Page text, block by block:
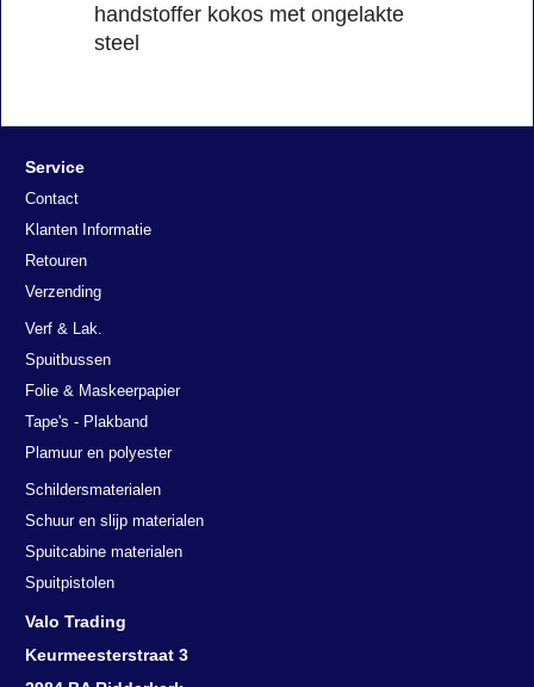
handstoffer kokos met ongelakte
steel
Service
Contact
Klanten Informatie
Retouren
Verzending
Verf & Lak.
Spuitbussen
Folie & Maskeerpapier
Tape's - Plakband
Plamuur en polyester
Schildersmaterialen
Schuur en slijp materialen
Spuitcabine materialen
Spuitpistolen
Valo Trading
Keurmeesterstraat 3